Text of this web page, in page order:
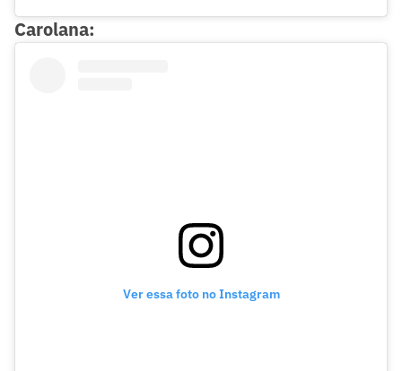
Carolana:
Ver essa foto no Instagram